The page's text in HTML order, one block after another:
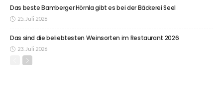
Das beste Bamberger Hörnla gibt es bei der Bäckerei Seel
25. Juli 2026
Das sind die beliebtesten Weinsorten im Restaurant 2026
23. Juli 2026